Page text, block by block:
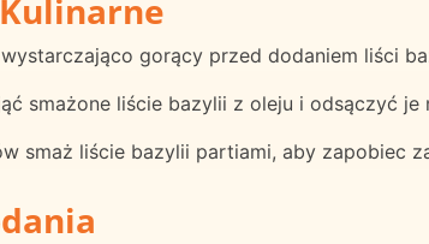
gorący przed dodaniem liści
smażone liście bazylii z oleju i odsączyć
smaż liście bazylii partiami, aby zapobiec